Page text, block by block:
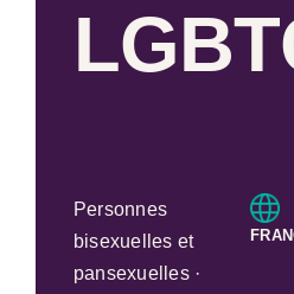
Personnes
bisexuelles et
pansexuelles ·